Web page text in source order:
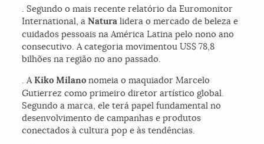
. Segundo o mais recente relatório da Euromonitor
International, aNatura lidera o mercado de beleza e
cuidados pessoais na América Latina pelo nono ano
consecutivo. A categoria movimentou US$ 78,8
bilhões na região no ano passado.
. AKiko Milanonomeia o maquiador Marcelo
Gutierrez como primeiro diretor artístico global.
Segundo a marca, ele terá papel fundamental no
desenvolvimento de campanhas e produtos
conectados à cultura pop e às tendências.